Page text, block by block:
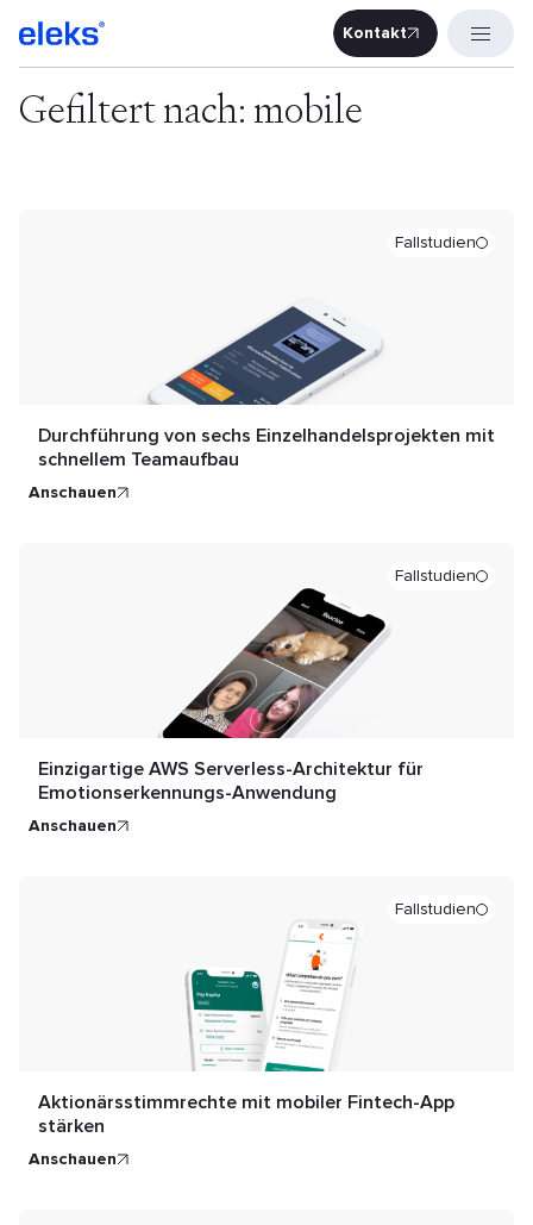
Kontakt
Kontakt
Gefiltert nach: mobile
Fallstudien
Durchführung von sechs Einzelhandelsprojekten mit
schnellem Teamaufbau
anschauen
Fallstudien
Einzigartige AWS Serverless-Architektur für
Emotionserkennungs-Anwendung
anschauen
Fallstudien
Aktionärsstimmrechte mit mobiler Fintech-App
stärken
anschauen